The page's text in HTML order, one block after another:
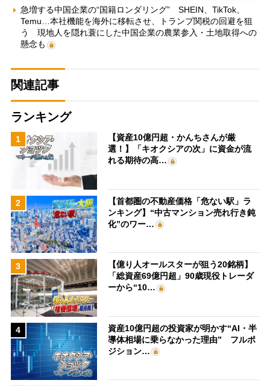
急増する中国企業の“国籍ロンダリング” SHEIN、TikTok、
Temu…本社機能を海外に移転させ、トランプ関税の回避を狙
う 現地人を隠れ蓑にした中国企業の農業参入・土地取得への
懸念も
関連記事
ランキング
1
【資産10億円超・かんちさんが厳
選！】「キオクシアの次」に資金が流
れる期待の高…
2
【首都圏の不動産価格「危ない駅」ラ
ンキング】“中古マンション売れ行き鈍
化”のワー…
3
【億り人オールスターが狙う20銘柄】
「総資産69億円超」90歳現役トレーダ
ーから“10…
4
資産10億円超の投資家が明かす“AI・半
導体相場に乗らなかった理由” フルポ
ジション…